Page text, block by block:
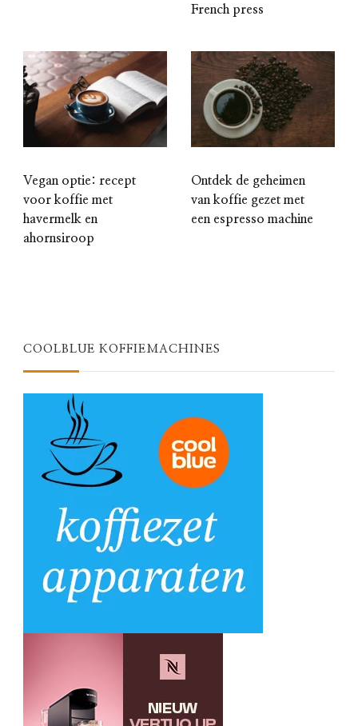
French press
Vegan optie: recept
voor koffie met
havermelk en
ahornsiroop
Ontdek de geheimen
van koffie gezet met
een espresso machine
COOLBLUE KOFFIEMACHINES